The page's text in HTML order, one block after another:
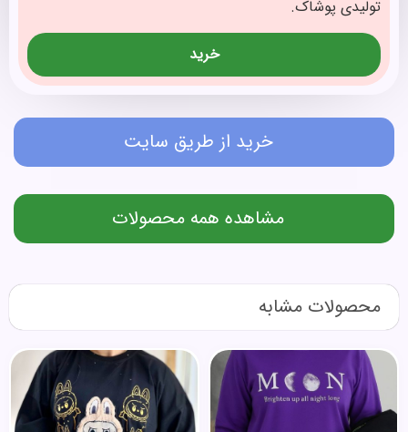
تولیدی پوشاک.
خرید
خرید از طریق سایت
مشاهده همه محصولات
محصولات مشابه